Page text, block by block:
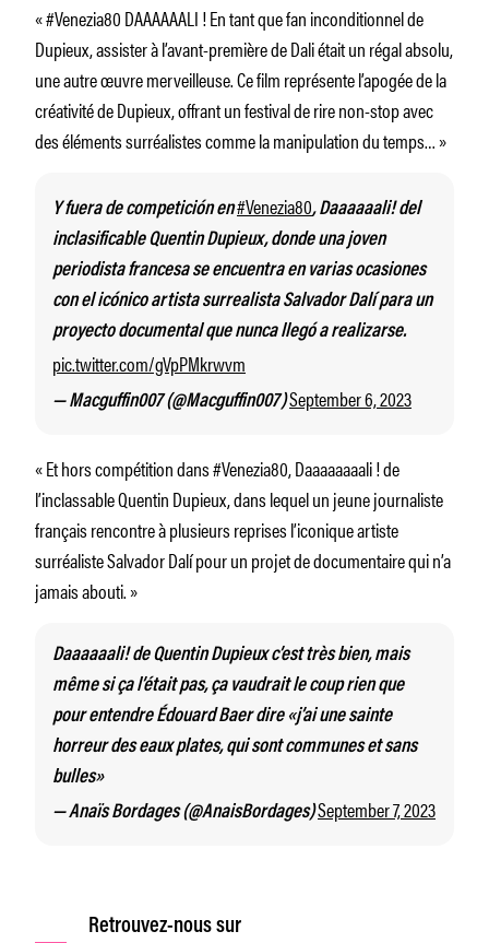
« #Venezia80 DAAAAAALI ! En tant que fan inconditionnel de
Dupieux, assister à l’avant-première de Dali était un régal absolu,
une autre œuvre merveilleuse. Ce film représente l’apogée de la
créativité de Dupieux, offrant un festival de rire non-stop avec
des éléments surréalistes comme la manipulation du temps… »
Y fuera de competición en#Venezia80, Daaaaaali! del
inclasificable Quentin Dupieux, donde una joven
periodista francesa se encuentra en varias ocasiones
con el icónico artista surrealista Salvador Dalí para un
proyecto documental que nunca llegó a realizarse.
pic.twitter.com/gVpPMkrwvm
— Macguffin007 (@Macguffin007)September 6, 2023
« Et hors compétition dans #Venezia80, Daaaaaaaali ! de
l’inclassable Quentin Dupieux, dans lequel un jeune journaliste
français rencontre à plusieurs reprises l’iconique artiste
surréaliste Salvador Dalí pour un projet de documentaire qui n’a
jamais abouti. »
Daaaaaali! de Quentin Dupieux c’est très bien, mais
même si ça l’était pas, ça vaudrait le coup rien que
pour entendre Édouard Baer dire «j’ai une sainte
horreur des eaux plates, qui sont communes et sans
bulles»
— Anaïs Bordages (@AnaisBordages)September 7, 2023
Retrouvez-nous sur